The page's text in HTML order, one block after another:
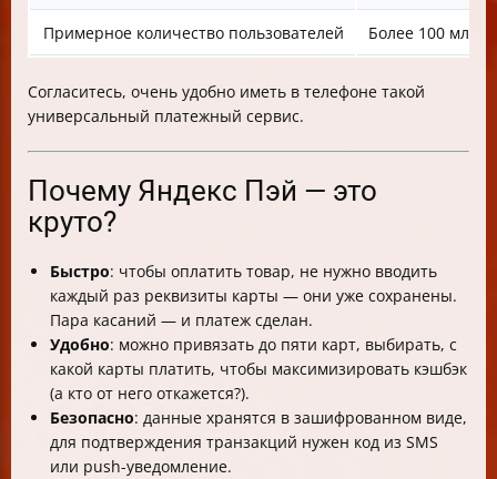
Примерное количество пользователей Более 100 млн
Согласитесь, очень удобно иметь в телефоне такой
универсальный платежный сервис.
Почему Яндекс Пэй — это
круто?
Быстро: чтобы оплатить товар, не нужно вводить
каждый раз реквизиты карты — они уже сохранены.
Пара касаний — и платеж сделан.
Удобно: можно привязать до пяти карт, выбирать, с
какой карты платить, чтобы максимизировать кэшбэк
(а кто от него откажется?).
Безопасно: данные хранятся в зашифрованном виде,
для подтверждения транзакций нужен код из SMS
или push-уведомление.